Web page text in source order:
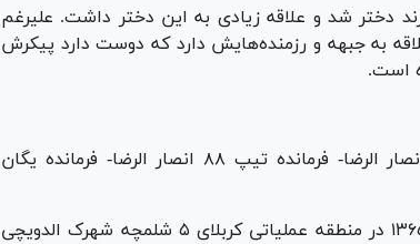
دختر شد و علاقه زیادی به این دختر داشت. علیرغم
به جبهه و رزمنده‌هایش دارد که دوست دارد پیکرش
است.
معاونت اطلاعات تیپ ویژه شهدا- بنیانگذار تیپ انصار الرضا- فرمانده تیپ ۸۸ انصار الرضا- فرمانده یگان
در نهایت پهلوان علی اصغر در تاریخ ۳۰ بهمن ماه ۱۳۶۵ در منطقه عملیاتی کربلای ۵ شلمچه شهرک الدویچی